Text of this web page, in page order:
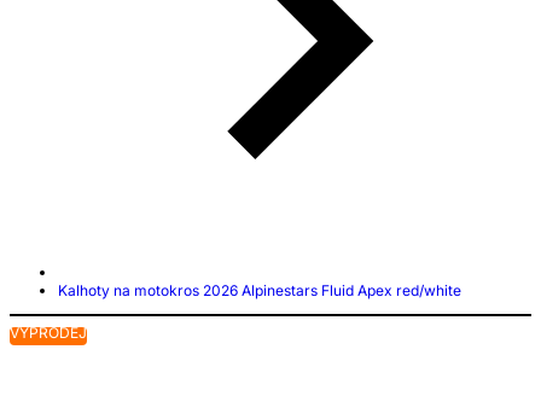
Kalhoty na motokros 2026 Alpinestars Fluid Apex red/white
VÝPRODEJ